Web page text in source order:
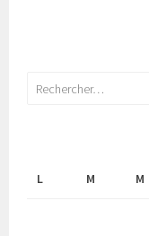
Rechercher :
L
M M